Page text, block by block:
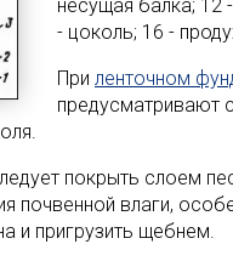
несущая балка; 12
- цоколь; 16 -
При ленточном
предусматривают
покрыть слоем
почвенной влаги,
и пригрузить щебнем.